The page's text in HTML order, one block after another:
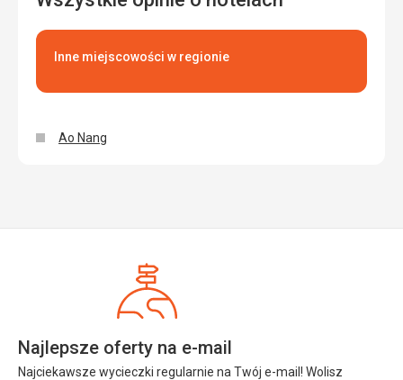
Inne miejscowości w regionie
Ao Nang
Najlepsze oferty na e-mail
Najciekawsze wycieczki regularnie na Twój e-mail! Wolisz